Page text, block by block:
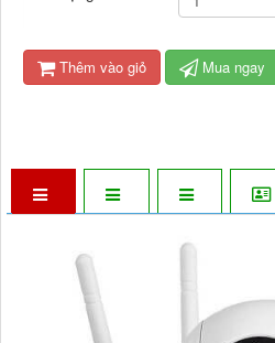
Thêm vào giỏ Mua ngay